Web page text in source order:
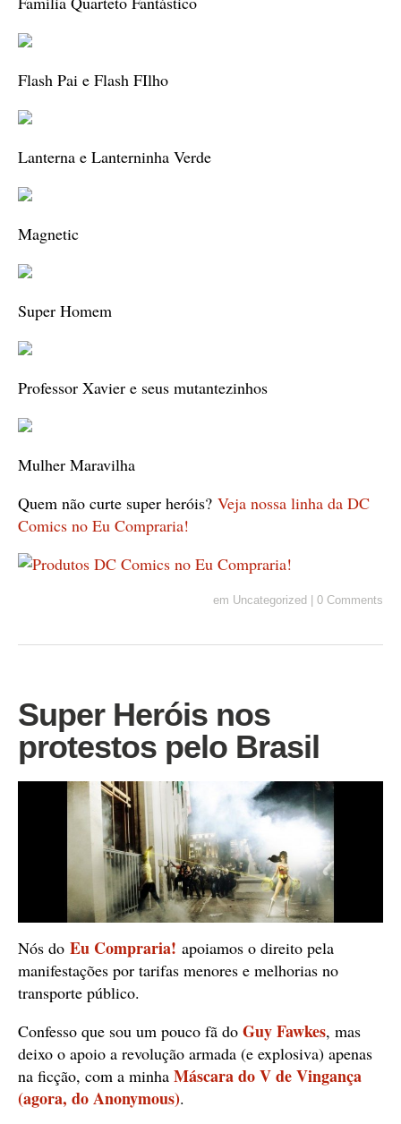
Flash Pai e Flash FIlho
Lanterna e Lanterninha Verde
Magnetic
Super Homem
Professor Xavier e seus mutantezinhos
Mulher Maravilha
Quem não curte super heróis? Veja nossa linha da DC
Comics no Eu Compraria!
em Uncategorized | 0 Comments
Super Heróis nos
protestos pelo Brasil
Nós do Eu Compraria! apoiamos o direito pela
manifestações por tarifas menores e melhorias no
transporte público.
Confesso que sou um pouco fã do Guy Fawkes, mas
deixo o apoio a revolução armada (e explosiva) apenas
na ficção, com a minha Máscara do V de Vingança
(agora, do Anonymous).